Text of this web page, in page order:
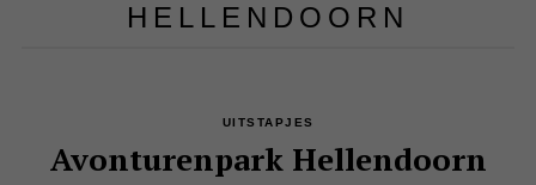
HELLENDOORN
UITSTAPJES
Avonturenpark Hellendoorn